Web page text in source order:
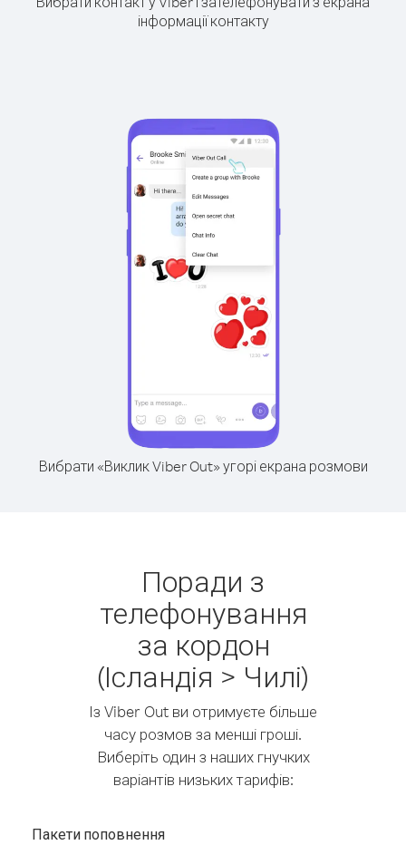
інформації контакту
Вибрати «Виклик Viber Out» угорі екрана розмови
Поради з
телефонування
за кордон
(Ісландія > Чилі)
Із Viber Out ви отримуєте більше
часу розмов за менші гроші.
Виберіть один з наших гнучких
варіантів низьких тарифів:
Пакети поповнення